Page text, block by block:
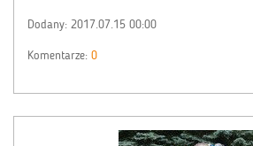
Dodany: 2017.07.15 00:00
Komentarze: 0